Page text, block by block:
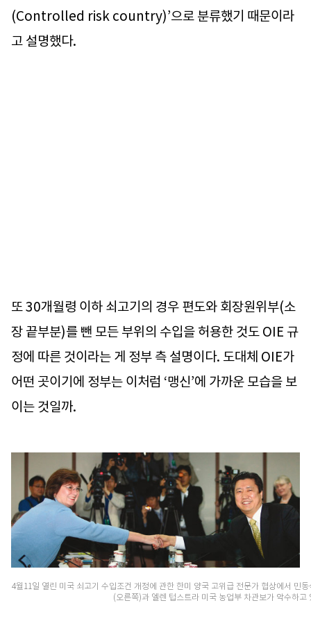
(Controlled risk country)’으로 분류했기 때문이라
고 설명했다.
또 30개월령 이하 쇠고기의 경우 편도와 회장원위부(소
장 끝부분)를 뺀 모든 부위의 수입을 허용한 것도 OIE 규
정에 따른 것이라는 게 정부 측 설명이다. 도대체 OIE가
어떤 곳이기에 정부는 이처럼 ‘맹신’에 가까운 모습을 보
이는 것일까.
4월11일 열린 미국 쇠고기 수입조건 개정에 관한 한미 양국 고위급 전문가 협상에서 민
(오른쪽)과 엘렌 텁스트라 미국 농업부 차관보가 악수하고